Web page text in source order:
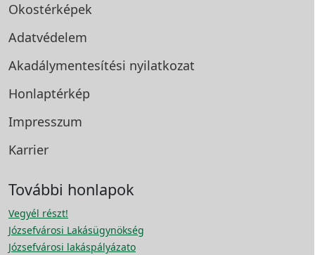
Okostérképek
Adatvédelem
Akadálymentesítési nyilatkozat
Honlaptérkép
Impresszum
Karrier
További honlapok
Vegyél részt!
Józsefvárosi Lakásügynökség
Józsefvárosi lakáspályázato